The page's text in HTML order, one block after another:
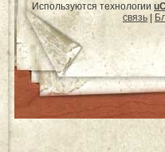
Используются технологии
связь